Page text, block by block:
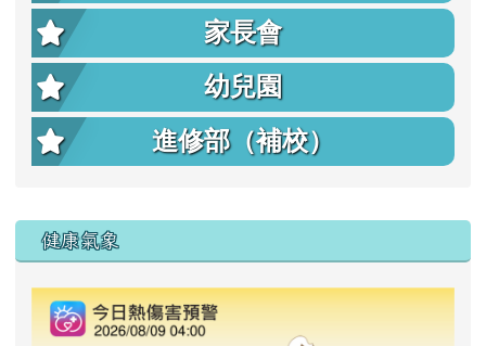
家長會
幼兒園
進修部（補校）
右邊區域內容
健康氣象